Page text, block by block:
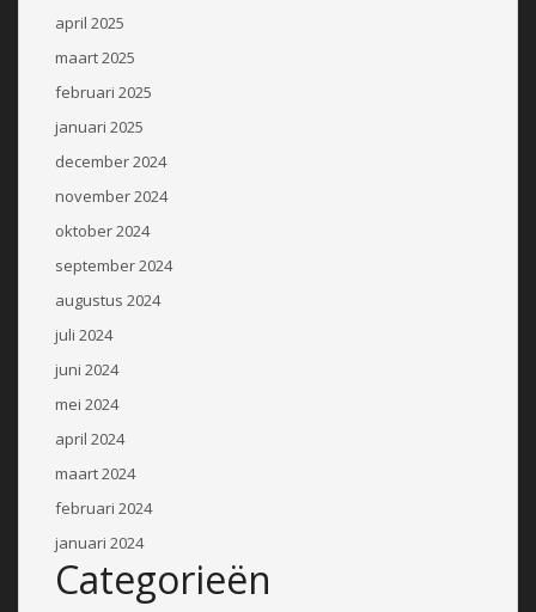
april 2025
maart 2025
februari 2025
januari 2025
december 2024
november 2024
oktober 2024
september 2024
augustus 2024
juli 2024
juni 2024
mei 2024
april 2024
maart 2024
februari 2024
januari 2024
Categorieën